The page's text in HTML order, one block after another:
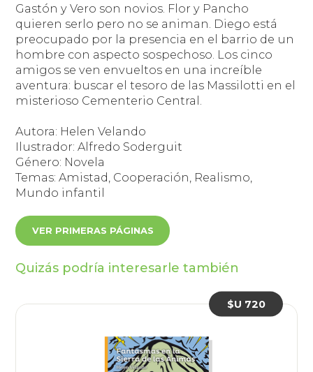
Gastón y Vero son novios. Flor y Pancho
quieren serlo pero no se animan. Diego está
preocupado por la presencia en el barrio de un
hombre con aspecto sospechoso. Los cinco
amigos se ven envueltos en una increíble
aventura: buscar el tesoro de las Massilotti en el
misterioso Cementerio Central.
Autora: Helen Velando
Ilustrador: Alfredo Soderguit
Género: Novela
Temas: Amistad, Cooperación, Realismo,
Mundo infantil
VER PRIMERAS PÁGINAS
Quizás podría interesarle también
$U 720